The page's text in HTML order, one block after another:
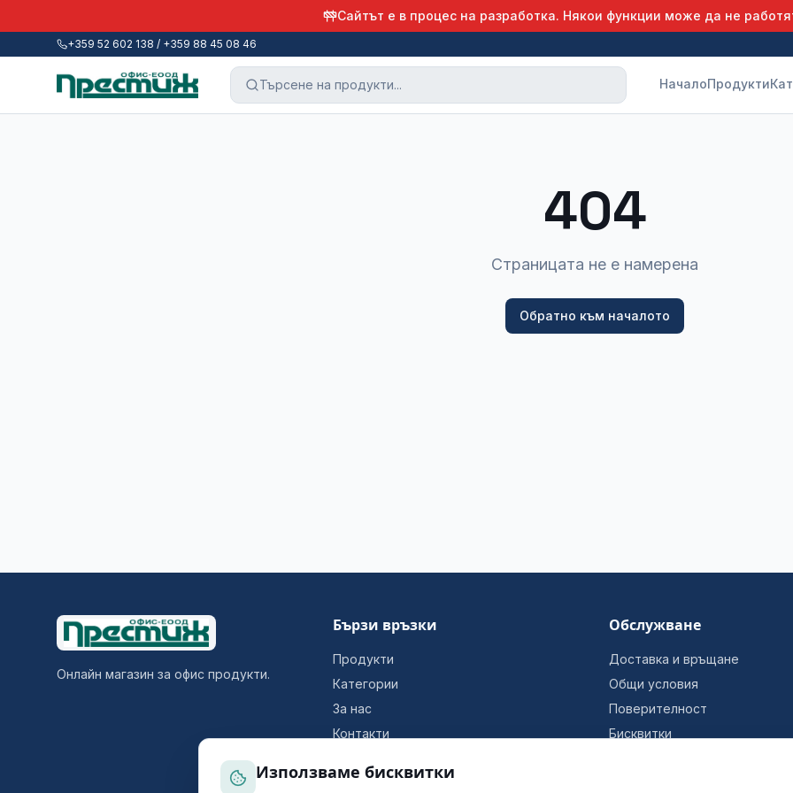
Сайтът е в процес на разработка. Някои функции може да не
+359 52 602 138 / +359 88 45 08 46
НачалоПродукти
404
Страницата не е намерена
Обратно към началото
Онлайн магазин за офис продукти.
Бързи връзки
Продукти
Категории
За нас
Контакти
Обслужване
Доставка и връщане
Общи условия
Поверителност
Бисквитки
Използваме бисквитки